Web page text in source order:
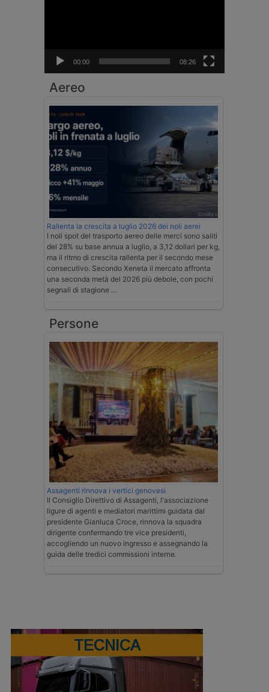
00:00 08:26
Aereo
Rallenta la crescita a luglio 2026 dei noli aerei
I noli spot del trasporto aereo delle merci sono saliti
del 28% su base annua a luglio, a 3,12 dollari per kg,
ma il ritmo di crescita rallenta per il secondo mese
consecutivo. Secondo Xeneta il mercato affronta
una seconda metà del 2026 più debole, con pochi
segnali di stagione …
Persone
Assagenti rinnova i vertici genovesi
Il Consiglio Direttivo di Assagenti, l'associazione
ligure di agenti e mediatori marittimi guidata dal
presidente Gianluca Croce, rinnova la squadra
dirigente confermando tre vice presidenti,
accogliendo un nuovo ingresso e assegnando la
guida delle tredici commissioni interne.
TECNICA